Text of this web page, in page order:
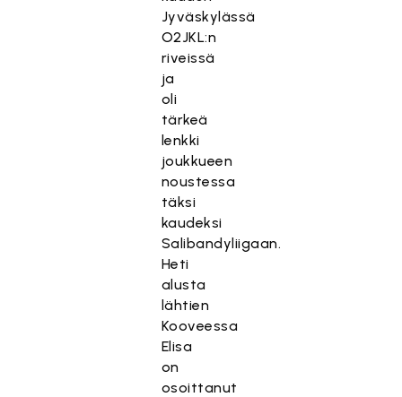
Jyväskylässä
O2JKL:n
riveissä
ja
oli
tärkeä
lenkki
joukkueen
noustessa
täksi
kaudeksi
Salibandyliigaan.
Heti
alusta
lähtien
Kooveessa
Elisa
on
osoittanut